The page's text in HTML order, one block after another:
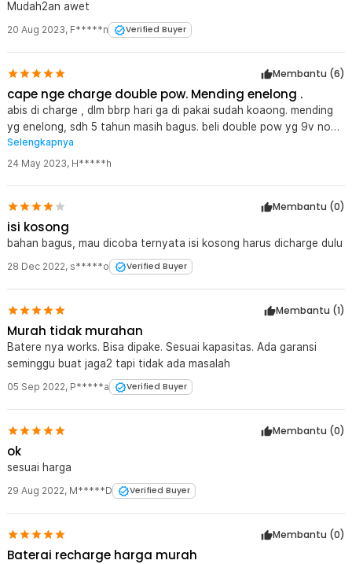
Mudah2an awet
20 Aug 2023, F*****n Verified Buyer
Membantu (6)
cape nge charge double pow. Mending enelong .
abis di charge , dlm bbrp hari ga di pakai sudah koaong. mending
yg enelong, sdh 5 tahun masih bagus. beli double pow yg 9v non
rechargeable, pas mau urgent di pakai buat multi tester di test ga
ada 2 Volt . payah.
Selengkapnya
24 May 2023, H*****h
Membantu (0)
isi kosong
bahan bagus, mau dicoba ternyata isi kosong harus dicharge dulu
28 Dec 2022, s*****o Verified Buyer
Membantu (1)
Murah tidak murahan
Batere nya works. Bisa dipake. Sesuai kapasitas. Ada garansi
seminggu buat jaga2 tapi tidak ada masalah
05 Sep 2022, P*****a Verified Buyer
Membantu (0)
ok
sesuai harga
29 Aug 2022, M*****D Verified Buyer
Membantu (0)
Baterai recharge harga murah